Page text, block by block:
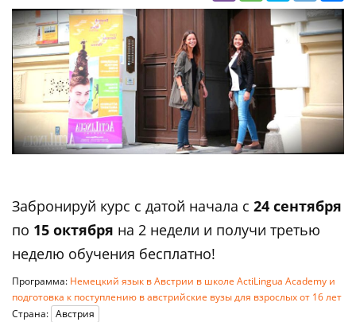
Забронируй курс с датой начала с 24 сентября
по 15 октября на 2 недели и получи третью
неделю обучения бесплатно!
Программа: Немецкий язык в Австрии в школе ActiLingua Academy и
подготовка к поступлению в австрийские вузы для взрослых от 16 лет
Страна: Австрия